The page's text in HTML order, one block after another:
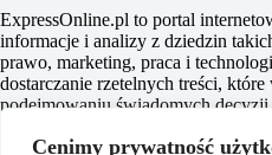
Cenimy prywatność
ExpressOnline.pl to portal
informacje i analizy z dziedzin
prawo, marketing, praca i
dostarczanie rzetelnych treści,
podejmowaniu świadomych
dostępne dla każdego, niezależnie